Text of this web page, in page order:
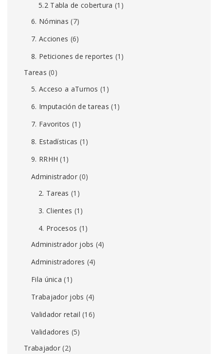
5.2 Tabla de cobertura (1)
6. Nóminas (7)
7. Acciones (6)
8. Peticiones de reportes (1)
Tareas (0)
5. Acceso a aTurnos (1)
6. Imputación de tareas (1)
7. Favoritos (1)
8. Estadísticas (1)
9. RRHH (1)
Administrador(0)
2. Tareas (1)
3. Clientes (1)
4. Procesos (1)
Administrador jobs (4)
Administradores (4)
Fila única (1)
Trabajador jobs (4)
Validador retail (16)
Validadores (5)
Trabajador (2)